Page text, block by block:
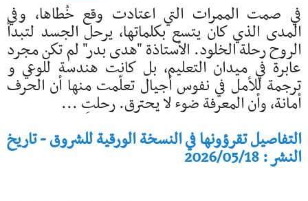
في صمت الممرات التي اعتادت وقع خُطاها، وفي
المدى الذي كان يتسع بكلماتها، يرحل الجسد لتبدأ
الروح رحلة الخلود. الأستاذة "هدى بدر" لم تكن مجرد
عابرة في ميدان التعليم، بل كانت هندسة للوعي و
ترجمة للأمل في نفوس أجيال تعلّمت منها أن الحرف
أمانة، وأن المعرفة ضوء لا يحترق. رحلتِ ...
التفاصيل تقرؤونها في النسخة الورقية للشروق - تاريخ
النشر : 2026/05/18